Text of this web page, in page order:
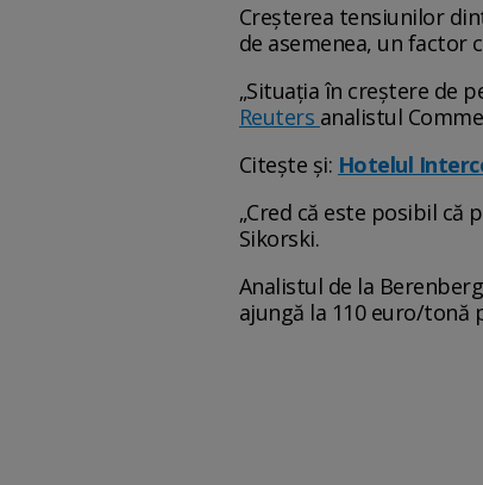
Creșterea tensiunilor
de asemenea, un
„Situația în creștere de
Reuters analistul
Citește și: Hotelul
„Cred că este posibil că
Sikorski.
Analistul de la
ajungă la 110 euro/tonă